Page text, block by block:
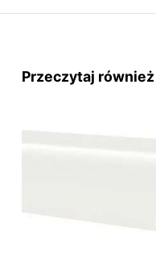
Przeczytaj również